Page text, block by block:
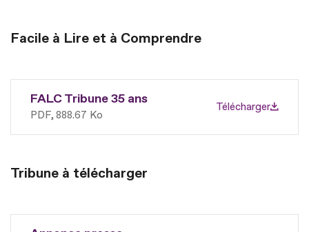
Facile à Lire et à Comprendre
FALC Tribune 35 ans
PDF 888.67 Ko
Télécharger
Tribune à télécharger